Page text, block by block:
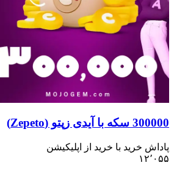
300000 سکه با آیدی زپتو (Zepeto)
پاداش خرید با خرید از اپلیکیشن
۱۲٬۰۵۵